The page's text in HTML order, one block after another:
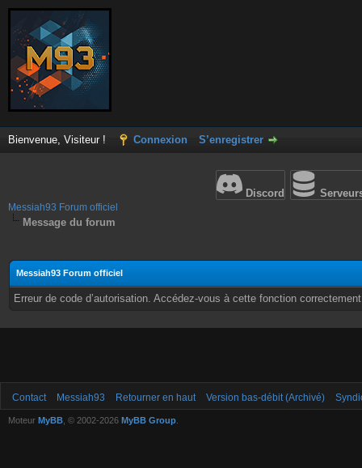
Bienvenue, Visiteur ! Connexion S’enregistrer
Discord
Messiah93 Forum officiel
Message du forum
Messiah93 Forum officiel
Erreur de code d’autorisation. Accédez-vous à cette fonction
Contact Messiah93 Retourner en haut Version bas-débit (Archivé)
Moteur MyBB , © 2002-2026 MyBB Group